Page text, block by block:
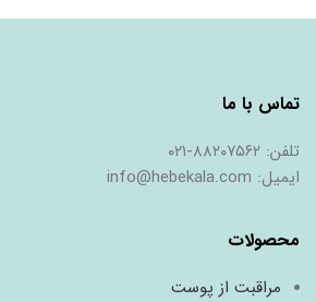
محصولات
مراقبت از پوست
ﺗﻤﺎس ﺑﺎ ﻣﺎ
ﺗﻠﻔﻦ: ٨٨٢٠٧٥٦٢-٠٢١
اﯾﻤﯿﻞ: info@hebekala.com